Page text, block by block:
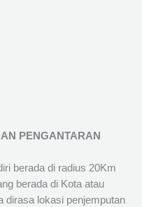
PENGANTARAN
berada di radius 20Km
berada di Kota atau
dirasa lokasi penjemputan